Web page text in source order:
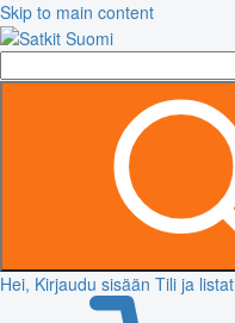
Skip to main content
Hei, Kirjaudu sisään Tili ja listat